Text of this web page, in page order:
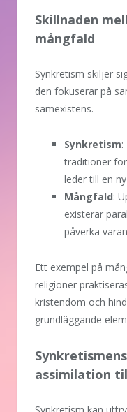
Skillnaden
mångfald
Synkretism skiljer
den fokuserar på
samexistens.
Synkretism:
traditioner
leder till en
Mångfald:
existerar
påverka
Ett exempel på
religioner
kristendom och
grundläggande
assimilation